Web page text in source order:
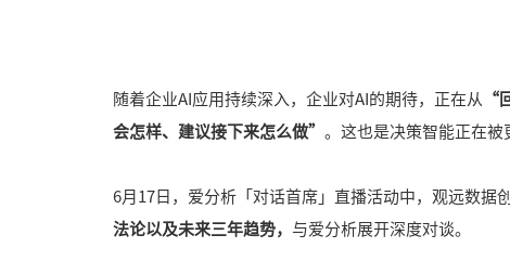
随着企业AI应用持续深入，企业对AI的期待，正在从 “
会怎样、建议接下来怎么做” 。这也是决策智能正在被
6月17日，爱分析「对话首席」直播活动中， 观远数据
法论以及未来三年趋势， 与爱分析展开深度对谈。